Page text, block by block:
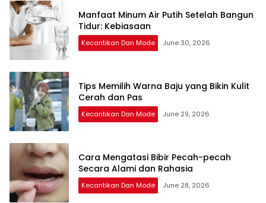
Manfaat Minum Air Putih Setelah Bangun
Tidur: Kebiasaan
Kecantikan Dan Mode June 30, 2026
Tips Memilih Warna Baju yang Bikin Kulit
Cerah dan Pas
Kecantikan Dan Mode June 29, 2026
Cara Mengatasi Bibir Pecah-pecah
Secara Alami dan Rahasia
Kecantikan Dan Mode June 28, 2026